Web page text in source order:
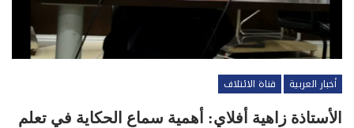
أخبار العربية
قناة الائتلاف
الأستاذة زاهية أفلاي: أهمية سماع الحكاية في تعلم